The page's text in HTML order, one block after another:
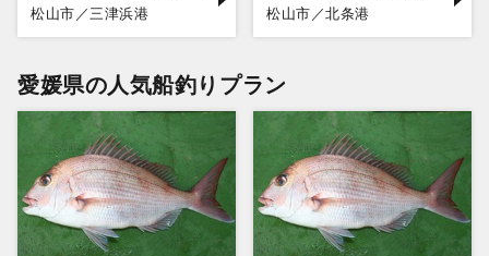
松山市／三津浜港 松山市／北条港
愛媛県の人気船釣りプラン